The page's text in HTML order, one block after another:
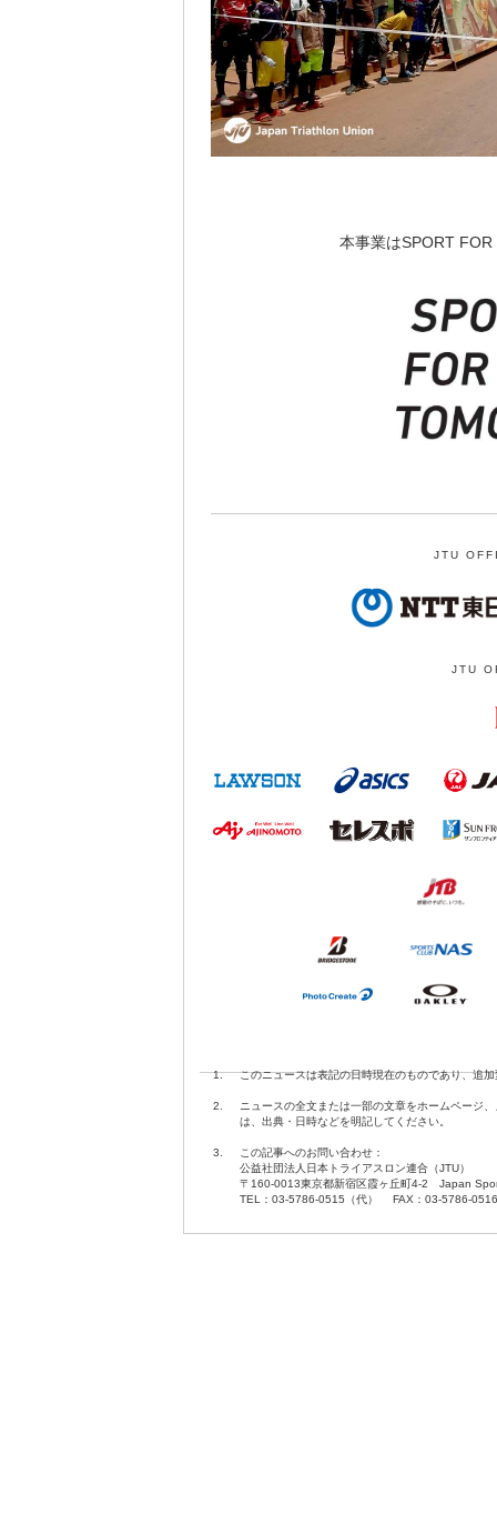
本事業はSPORT
JTU
JTU
1. このニュースは表記の日時現在のものであり、追
2.
ニュースの全文または一部の文章をホームページ
は、出典・日時などを明記してください。
3.
この記事へのお問い合わせ：
公益社団法人日本トライアスロン連合（JTU）
〒160-0013東京都新宿区霞ヶ丘町4-2 Japan
TEL：03-5786-0515（代） FAX：03-5786-